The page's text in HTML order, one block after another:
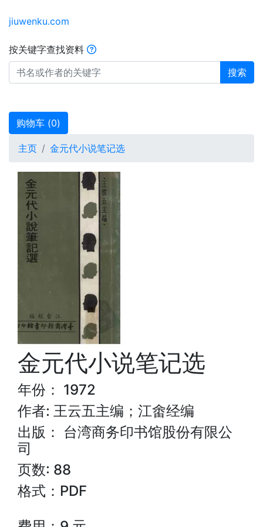
jiuwenku.com
按关键字查找资料
搜索
购物车 (0)
主页 金元代小说笔记选
金元代小说笔记选
年份： 1972
作者: 王云五主编；江畬经编
出版： 台湾商务印书馆股份有限公
司
页数: 88
格式：PDF